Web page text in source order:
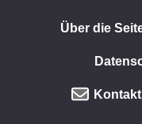
Über die